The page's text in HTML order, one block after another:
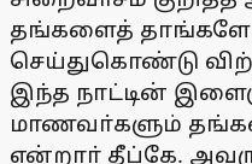
தங்களைத் தாங்களே
செய்துகொண்டு
இந்த நாட்டின்
மாணவா்களும்
என்றாா் தீப்கே.